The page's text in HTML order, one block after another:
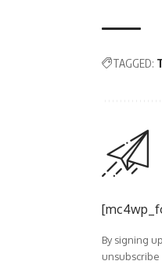
TAGGED:
By signing
unsubscribe